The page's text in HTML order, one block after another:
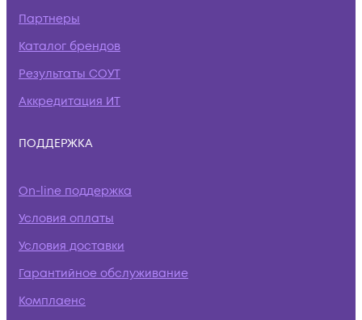
Партнеры
Каталог брендов
Результаты СОУТ
Аккредитация ИТ
ПОДДЕРЖКА
On-line поддержка
Условия оплаты
Условия доставки
Гарантийное обслуживание
Комплаенс